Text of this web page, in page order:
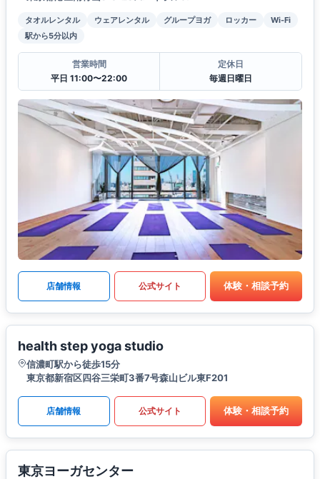
タオルレンタル ウェアレンタル グループヨガ ロッカー
Wi-Fi
駅から5分以内
営業時間
平日 11:00〜22:00
定休日
毎週日曜日
店舗情報 公式サイト 体験・相談予約
health step yoga studio
信濃町駅から徒歩15分
東京都新宿区四谷三栄町3番7号森山ビル東F201
店舗情報 公式サイト 体験・相談予約
東京ヨーガセンター